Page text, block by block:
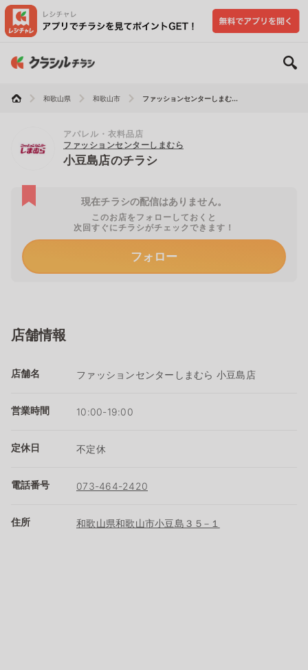
和歌山県 和歌山市 ファッションセンターしまむ...
アパレル・衣料品店
ファッションセンターしまむら
小豆島店のチラシ
現在チラシの配信はありません。
このお店をフォローしておくと
次回すぐにチラシがチェックできます！
フォロー
店舗情報
店舗名 ファッションセンターしまむら 小豆島店
営業時間 10:00-19:00
定休日 不定休
電話番号 073-464-2420
住所 和歌山県和歌山市小豆島３５−１